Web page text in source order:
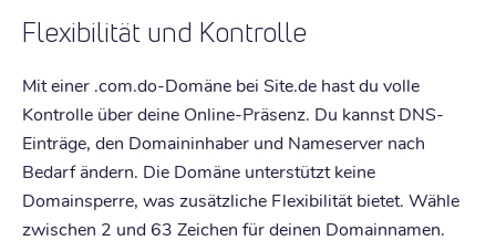
Flexibilität und Kontrolle
Mit einer .com.do-Domäne bei Site.de hast du volle
Kontrolle über deine Online-Präsenz. Du kannst DNS-
Einträge, den Domaininhaber und Nameserver nach
Bedarf ändern. Die Domäne unterstützt keine
Domainsperre, was zusätzliche Flexibilität bietet. Wähle
zwischen 2 und 63 Zeichen für deinen Domainnamen.